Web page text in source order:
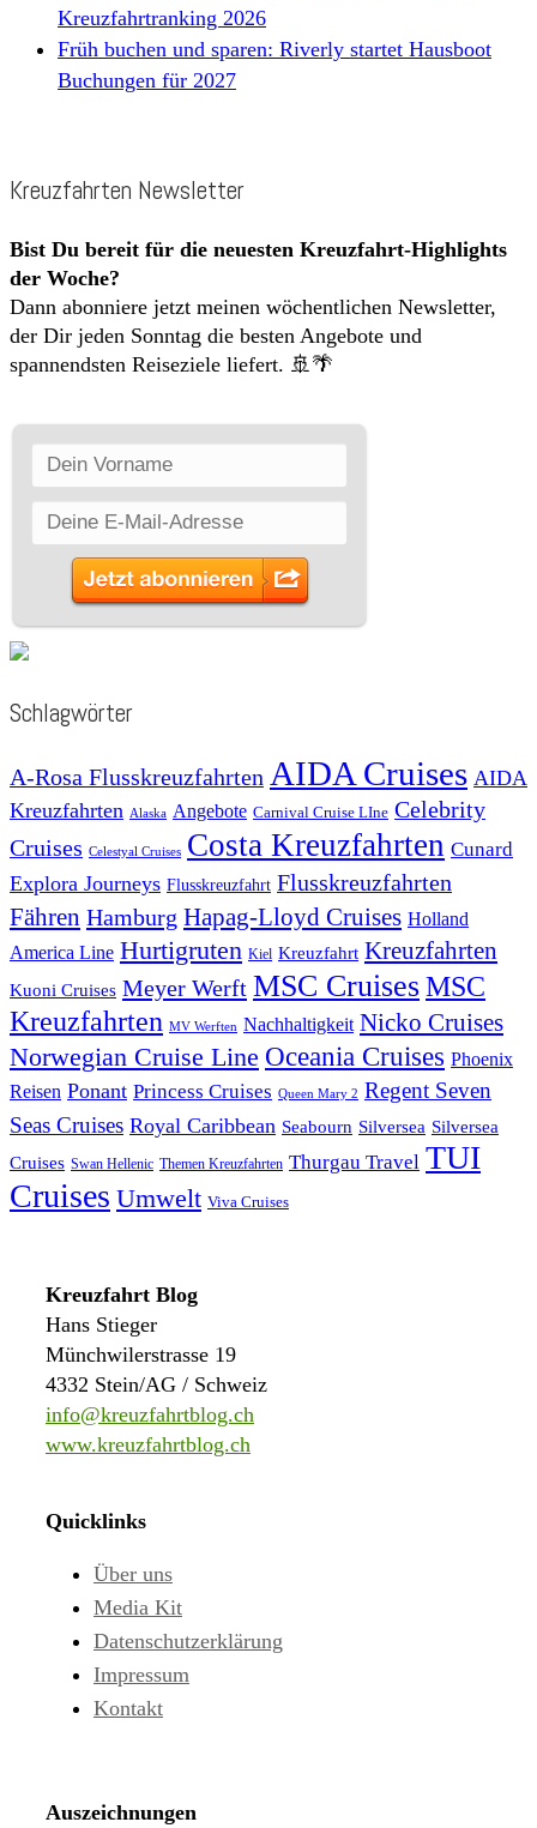
Kreuzfahrtranking 2026
Früh buchen und sparen: Riverly startet Hausboot
Buchungen für 2027
Kreuzfahrten Newsletter
Bist Du bereit für die neuesten Kreuzfahrt-Highlights
der Woche?
Dann abonniere jetzt meinen wöchentlichen Newsletter,
der Dir jeden Sonntag die besten Angebote und
spannendsten Reiseziele liefert. 🚢🌴
Schlagwörter
A-Rosa Flusskreuzfahrten AIDA Cruises AIDA
Kreuzfahrten
Alaska Angebote Carnival Cruise LIne Celebrity
Cruises Celestyal Cruises Costa Kreuzfahrten Cunard
Explora Journeys Flusskreuzfahrt Flusskreuzfahrten
Fähren Hamburg Hapag-Lloyd Cruises Holland
America Line Hurtigruten Kiel Kreuzfahrt Kreuzfahrten
Kuoni Cruises Meyer Werft MSC CruisesMSC
Kreuzfahrten MV Werften Nachhaltigkeit Nicko Cruises
Norwegian Cruise Line Oceania Cruises Phoenix
Reisen Ponant Princess Cruises Queen Mary 2 Regent Seven
Seas Cruises Royal Caribbean Seabourn Silversea Silversea
Cruises Swan Hellenic Themen Kreuzfahrten Thurgau Travel TUI
Cruises Umwelt Viva Cruises
Kreuzfahrt Blog
Hans Stieger
Münchwilerstrasse 19
4332 Stein/AG / Schweiz
info@kreuzfahrtblog.ch
www.kreuzfahrtblog.ch
Quicklinks
Über uns
Media Kit
Datenschutzerklärung
Impressum
Kontakt
Auszeichnungen